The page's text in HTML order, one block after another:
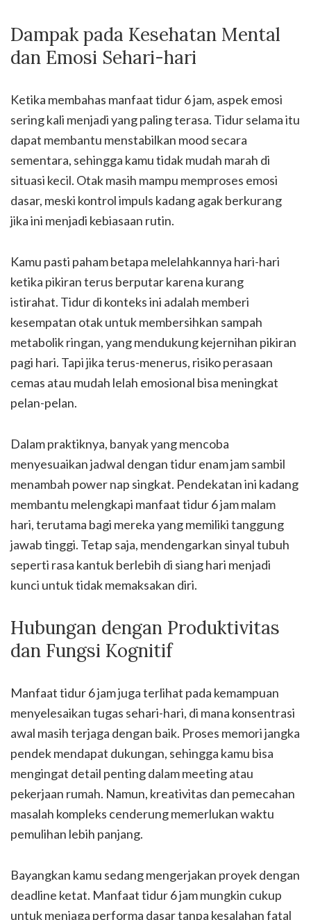
Dampak pada Kesehatan Mental
dan Emosi Sehari-hari
Ketika membahas manfaat tidur 6 jam, aspek emosi
sering kali menjadi yang paling terasa. Tidur selama itu
dapat membantu menstabilkan mood secara
sementara, sehingga kamu tidak mudah marah di
situasi kecil. Otak masih mampu memproses emosi
dasar, meski kontrol impuls kadang agak berkurang
jika ini menjadi kebiasaan rutin.
Kamu pasti paham betapa melelahkannya hari-hari
ketika pikiran terus berputar karena kurang
istirahat. Tidur di konteks ini adalah memberi
kesempatan otak untuk membersihkan sampah
metabolik ringan, yang mendukung kejernihan pikiran
pagi hari. Tapi jika terus-menerus, risiko perasaan
cemas atau mudah lelah emosional bisa meningkat
pelan-pelan.
Dalam praktiknya, banyak yang mencoba
menyesuaikan jadwal dengan tidur enam jam sambil
menambah power nap singkat. Pendekatan ini kadang
membantu melengkapi manfaat tidur 6 jam malam
hari, terutama bagi mereka yang memiliki tanggung
jawab tinggi. Tetap saja, mendengarkan sinyal tubuh
seperti rasa kantuk berlebih di siang hari menjadi
kunci untuk tidak memaksakan diri.
Hubungan dengan Produktivitas
dan Fungsi Kognitif
Manfaat tidur 6 jam juga terlihat pada kemampuan
menyelesaikan tugas sehari-hari, di mana konsentrasi
awal masih terjaga dengan baik. Proses memori jangka
pendek mendapat dukungan, sehingga kamu bisa
mengingat detail penting dalam meeting atau
pekerjaan rumah. Namun, kreativitas dan pemecahan
masalah kompleks cenderung memerlukan waktu
pemulihan lebih panjang.
Bayangkan kamu sedang mengerjakan proyek dengan
deadline ketat. Manfaat tidur 6 jam mungkin cukup
untuk menjaga performa dasar tanpa kesalahan fatal